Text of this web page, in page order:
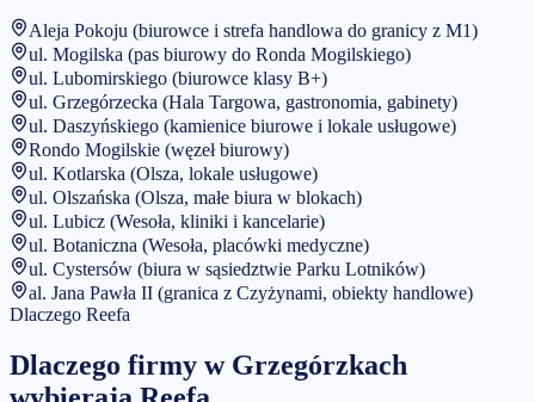
Aleja Pokoju (biurowce i strefa handlowa do granicy z M1)
ul. Mogilska (pas biurowy do Ronda Mogilskiego)
ul. Lubomirskiego (biurowce klasy B+)
ul. Grzegórzecka (Hala Targowa, gastronomia, gabinety)
ul. Daszyńskiego (kamienice biurowe i lokale usługowe)
Rondo Mogilskie (węzeł biurowy)
ul. Kotlarska (Olsza, lokale usługowe)
ul. Olszańska (Olsza, małe biura w blokach)
ul. Lubicz (Wesoła, kliniki i kancelarie)
ul. Botaniczna (Wesoła, placówki medyczne)
ul. Cystersów (biura w sąsiedztwie Parku Lotników)
al. Jana Pawła II (granica z Czyżynami, obiekty handlowe)
Dlaczego Reefa
Dlaczego firmy w Grzegórzkach